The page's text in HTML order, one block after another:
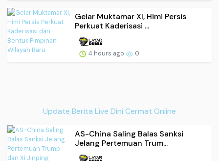
Gelar Muktamar XI, Himi Persis
Perkuat Kaderisasi ...
4 hours ago 0
Update Berita Live Dini Cermat Online
AS-China Saling Balas Sanksi
Jelang Pertemuan Trum...